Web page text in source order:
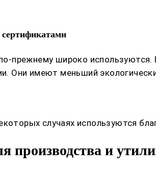
прежнему широко
Они имеют меньший
случаях используются
производства и